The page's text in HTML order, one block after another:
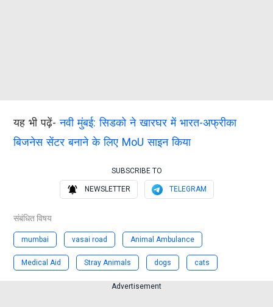
यह भी पढ़ें-नवी मुंबई: सिडको ने खारघर में भारत-अफ्रीका
बिजनेस सेंटर बनाने के लिए MoU साइन किया
SUBSCRIBE TO
NEWSLETTER TELEGRAM
संबंधित विषय
mumbai vasai road Animal Ambulance
Medical Aid Stray Animals dogs cats
Advertisement